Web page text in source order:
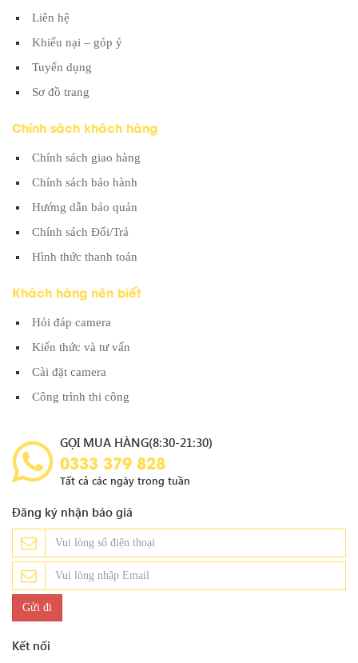
Liên hệ
Khiếu nại – góp ý
Tuyển dụng
Sơ đồ trang
Chính sách khách hàng
Chính sách giao hàng
Chính sách bảo hành
Hướng dẫn bảo quản
Chính sách Đổi/Trả
Hình thức thanh toán
Khách hàng nên biết
Hỏi đáp camera
Kiến thức và tư vấn
Cài đặt camera
Công trình thi công
GỌI MUA HÀNG(8:30-21:30)
0333 379 828
Tất cả các ngày trong tuần
Đăng ký nhận báo giá
Kết nối